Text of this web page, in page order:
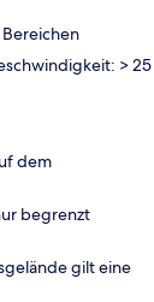
> 25
dem
begrenzt
gilt eine